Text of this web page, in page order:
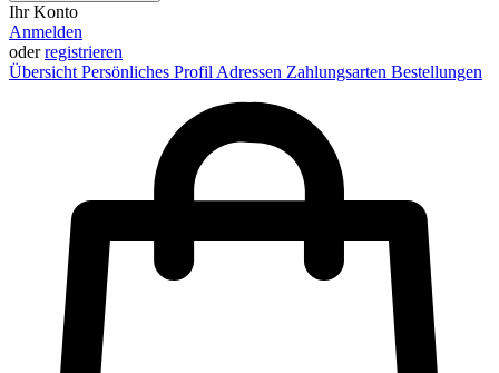
Ihr Konto
Anmelden
oderregistrieren
Übersicht Persönliches Profil Adressen Zahlungsarten Bestellungen